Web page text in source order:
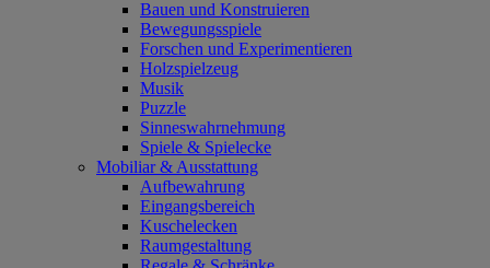
Bauen und Konstruieren
Bewegungsspiele
Forschen und Experimentieren
Holzspielzeug
Musik
Puzzle
Sinneswahrnehmung
Spiele & Spielecke
Mobiliar & Ausstattung
Aufbewahrung
Eingangsbereich
Kuschelecken
Raumgestaltung